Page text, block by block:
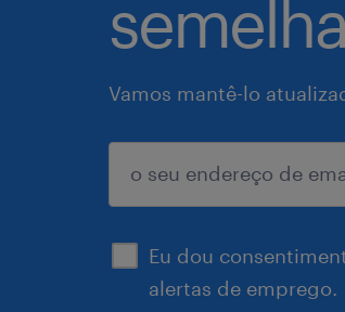
Vamos mantê-lo
Eu dou
alertas de emprego.
enviar